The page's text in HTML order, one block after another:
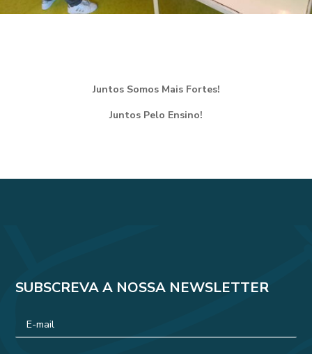
Juntos Somos Mais Fortes!
Juntos Pelo Ensino!
SUBSCREVA A NOSSA NEWSLETTER